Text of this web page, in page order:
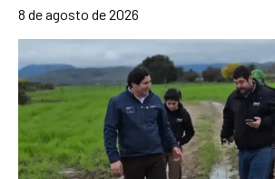
8 de agosto de 2026